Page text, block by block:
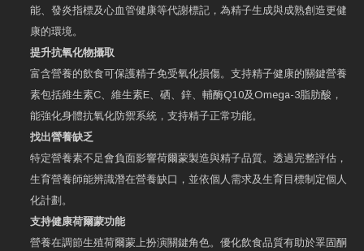
能、發炎指標及心血管健康等代謝標記，為精子生成與成熟創造更健
康的環境。
提升抗氧化物攝取
富含營養的飲食可保護精子免受氧化損傷。支持精子健康的關鍵營養
素包括維生素C、維生素E、硒、鋅、輔酶Q10及Omega-3脂肪酸，
能強化身體抗氧化防禦系統，支持精子正常功能。
找出營養缺乏
特定營養素不足會負面影響荷爾蒙製造與精子品質。透過完整評估，
生育營養師能辨識潛在營養缺口，並依個人需求及生育目標制定個人
化計劃。
支持健康荷爾蒙功能
營養在調節生殖荷爾蒙上扮演關鍵角色。優化飲食品質有助於睪固酮